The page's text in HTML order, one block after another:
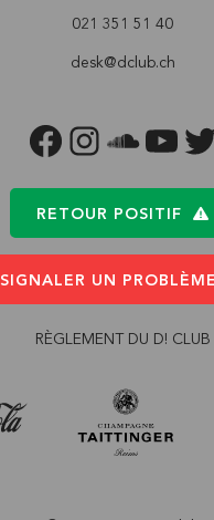
021 351 51 40
desk@dclub.ch
FACEBOOKINSTAGRAM
SOUNDCLOUD
YOUTUBE
RETOUR POSITIF
SIGNALER UN PROBLÈME
RÈGLEMENT DU D! CLUB